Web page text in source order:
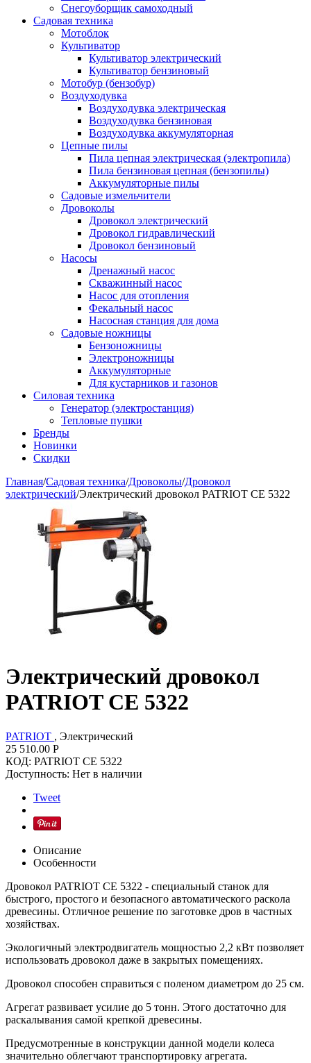
Снегоуборщик самоходный
Садовая техника
Мотоблок
Культиватор
Культиватор электрический
Культиватор бензиновый
Мотобур (бензобур)
Воздуходувка
Воздуходувка электрическая
Воздуходувка бензиновая
Воздуходувка аккумуляторная
Цепные пилы
Пила цепная электрическая (электропила)
Пила бензиновая цепная (бензопилы)
Аккумуляторные пилы
Садовые измельчители
Дровоколы
Дровокол электрический
Дровокол гидравлический
Дровокол бензиновый
Насосы
Дренажный насос
Скважинный насос
Насос для отопления
Фекальный насос
Насосная станция для дома
Садовые ножницы
Бензоножницы
Электроножницы
Аккумуляторные
Для кустарников и газонов
Силовая техника
Генератор (электростанция)
Тепловые пушки
Бренды
Новинки
Скидки
Главная/Садовая техника/Дровоколы/Дровокол
электрический/Электрический дровокол PATRIOT CE 5322
Электрический дровокол
PATRIOT CE 5322
PATRIOT , Электрический
25 510.00 Р
КОД: PATRIOT CE 5322
Доступность: Нет в наличии
Tweet
Описание
Особенности
Дровокол PATRIOT CE 5322 - специальный станок для
быстрого, простого и безопасного автоматического раскола
древесины. Отличное решение по заготовке дров в частных
хозяйствах.
Экологичный электродвигатель мощностью 2,2 кВт позволяет
использовать дровокол даже в закрытых помещениях.
Дровокол способен справиться с поленом диаметром до 25 см.
Агрегат развивает усилие до 5 тонн. Этого достаточно для
раскалывания самой крепкой древесины.
Предусмотренные в конструкции данной модели колеса
значительно облегчают транспортировку агрегата.